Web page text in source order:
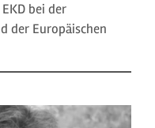
bei der
der Europäischen